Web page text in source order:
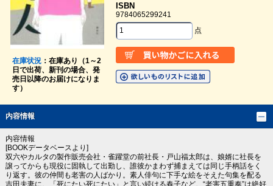
在庫状況：在庫あり（1～2
日で出荷、新刊の場合、発
売日以降のお届けになりま
す）
ISBN
9784065299241
点
内容情報
内容情報
[BOOKデータベースより]
双六やカルタの製作販売会社・雀躍堂の前社長・戸山福太郎は、娘婿に社長を
譲ってからも現役に固執して出勤し、誰彼かまわず捕まえては同じ手柄話をく
り返す。彼の仲間も老害の人ばかり。素人俳句に下手な絵をそえた句集を配る
吉田夫妻に、「死にたい死にたい」と言い続ける春子など、“老害五重奏”は絶好